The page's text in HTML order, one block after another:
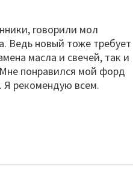
говорили мол
Ведь новый тоже требует
масла и свечей, так и
понравился мой форд
Я рекомендую всем.